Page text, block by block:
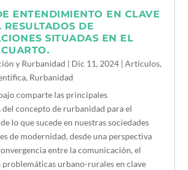
ENTENDIMIENTO EN CLAVE
DE
SITUADAS EN EL
y Rurbanidad | Dic 11, 2024 |Artículos,
, Rurbanidad
comparte las principales
concepto de rurbanidad para el
lo que sucede en nuestras sociedades
de modernidad, desde una perspectiva
entre la comunicación, el
problemáticas urbano-rurales en clave